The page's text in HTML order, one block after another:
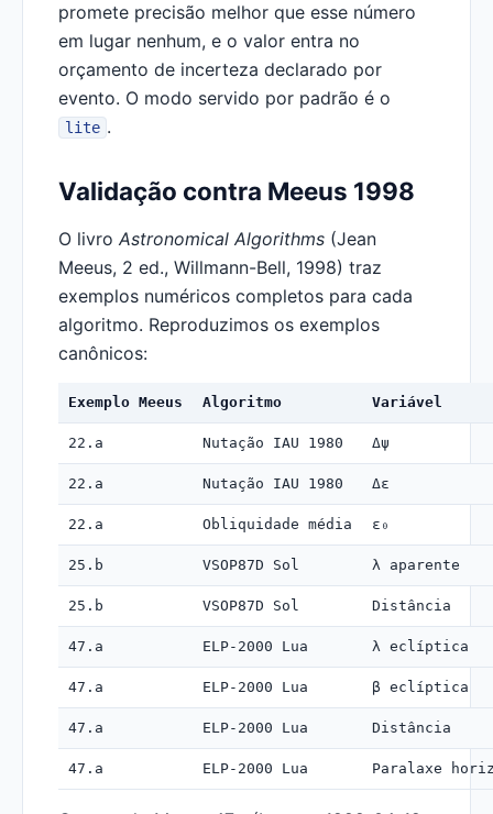
promete precisão melhor que esse número
em lugar nenhum, e o valor entra no
orçamento de incerteza declarado por
evento. O modo servido por padrão é o
lite .
Validação contra Meeus 1998
O livro Astronomical Algorithms (Jean
Meeus, 2 ed., Willmann-Bell, 1998) traz
exemplos numéricos completos para cada
algoritmo. Reproduzimos os exemplos
canônicos:
Exemplo Meeus Algoritmo Variável
22.a Nutação IAU 1980 Δψ
22.a Nutação IAU 1980 Δε
22.a Obliquidade média ε₀
25.b VSOP87D Sol λ aparente
25.b VSOP87D Sol Distância
47.a ELP-2000 Lua λ eclíptica
47.a ELP-2000 Lua β eclíptica
47.a ELP-2000 Lua Distância
47.a ELP-2000 Lua Paralaxe